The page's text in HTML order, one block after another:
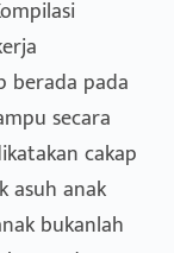
berada pada
secara
cakap
asuh anak
bukanlah